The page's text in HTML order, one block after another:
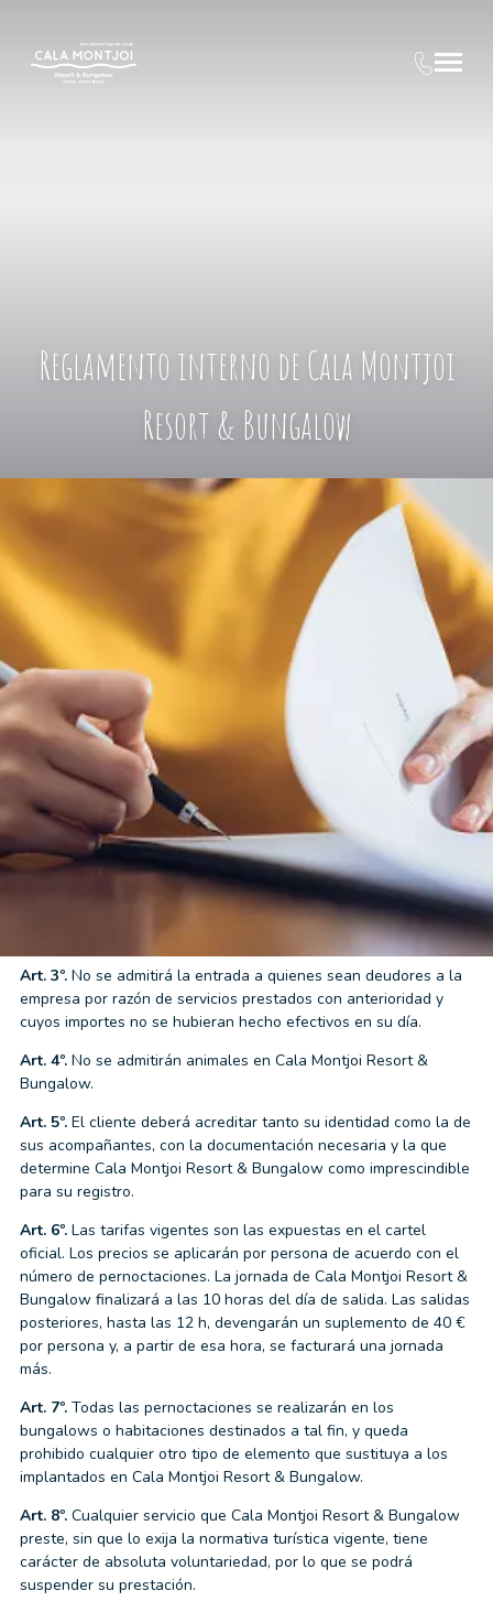
Reglamento interno de Cala Montjoi
Resort & Bungalow
Reglamento interno
EnCala Montjoi Resort & Bungalow
queremos que disfrutes
de una estancia cómoda, segura y tranquila en un entorno único
de la
Costa Brava
. Por eso, ponemos a tu disposición este
reglamento interno, donde encontrarás las normas básicas de
funcionamiento, convivencia y uso de las instalaciones durante
tu estancia.
Art. 1º. Toda persona que se inscriba y acceda a Cala Montjoi
Resort & Bungalow estará obligada a cumplir el presente
Reglamento y demás disposiciones contenidas en la legislación
vigente (O.11/7/86.Art.30.1). Forma parte de este reglamento
toda disposición particular de Cala Montjoi Resort & Bungalow
que sea expuesta públicamente.
No se admitirá la entrada a los menores de 16 años que
no vayan acompañados de una persona mayor de edad que
expresamente se responsabilice de la conducta del menor.
Art. 3º. No se admitirá la entrada a quienes sean deudores a la
empresa por razón de servicios prestados con anterioridad y
cuyos importes no se hubieran hecho efectivos en su día.
Art. 4º. No se admitirán animales en Cala Montjoi Resort &
Bungalow.
Art. 5º. El cliente deberá acreditar tanto su identidad como la de
sus acompañantes, con la documentación necesaria y la que
determine Cala Montjoi Resort & Bungalow como imprescindible
para su registro.
Art. 6º. Las tarifas vigentes son las expuestas en el cartel
oficial. Los precios se aplicarán por persona de acuerdo con el
número de pernoctaciones. La jornada de Cala Montjoi Resort &
Bungalow finalizará a las 10 horas del día de salida. Las salidas
posteriores, hasta las 12 h, devengarán un suplemento de 40 €
por persona y, a partir de esa hora, se facturará una jornada
más.
Art. 7º. Todas las pernoctaciones se realizarán en los
bungalows o habitaciones destinados a tal fin, y queda
prohibido cualquier otro tipo de elemento que sustituya a los
implantados en Cala Montjoi Resort & Bungalow.
Art. 8º. Cualquier servicio que Cala Montjoi Resort & Bungalow
preste, sin que lo exija la normativa turística vigente, tiene
carácter de absoluta voluntariedad, por lo que se podrá
suspender su prestación.